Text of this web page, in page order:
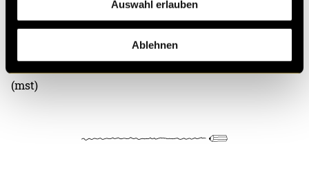
Auswahl erlauben
Ablehnen
Fall ist, wird über die Musik eine Verbindung
(mst)